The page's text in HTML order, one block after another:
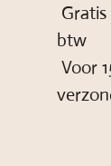
btw
Voor